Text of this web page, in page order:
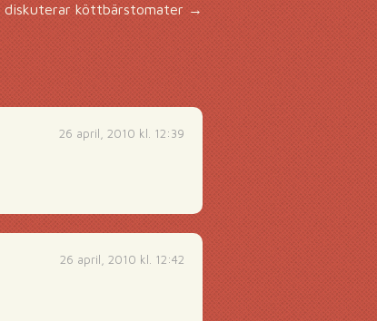
diskuterar köttbärstomater→
26 april, 2010 kl. 12:39
26 april, 2010 kl. 12:42